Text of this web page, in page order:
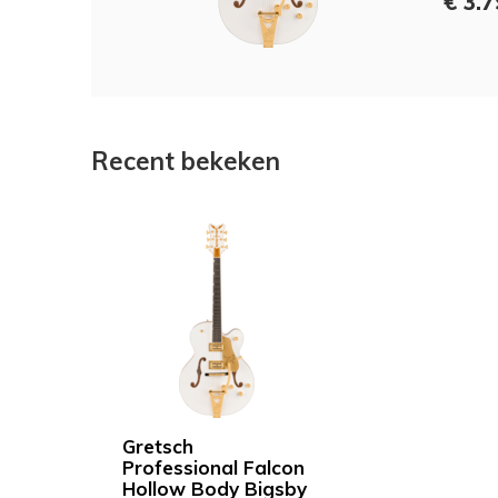
Recent bekeken
Gretsch
Professional Falcon
Hollow Body Bigsby